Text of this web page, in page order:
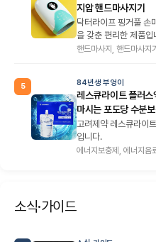
지압 핸드마사지기
닥터라이프 핑거풀 손
을 갖춘 편리한 제품입
핸드마사지, 핸드마사지
5 84년생 부엉이
레스큐라이트 플러
마시는 포도당 수분
고려제약 레스큐라이
입니다.
에너지보충제, 에너지음
소식·가이드